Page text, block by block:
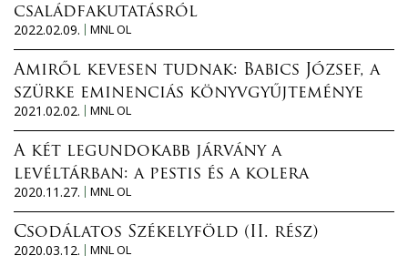
családfakutatásról
2022.02.09.
MNL OL
Amiről kevesen tudnak: Babics József, a
szürke eminenciás könyvgyűjteménye
2021.02.02.
MNL OL
A két legundokabb járvány a
levéltárban: a pestis és a kolera
2020.11.27.
MNL OL
Csodálatos Székelyföld (II. rész)
2020.03.12.
MNL OL